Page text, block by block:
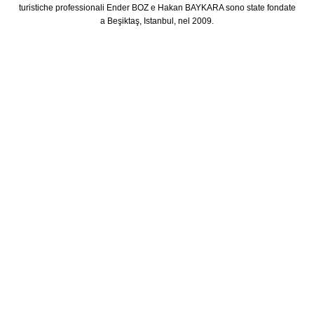
turistiche professionali Ender BOZ e Hakan BAYKARA sono state fondate
a Beşiktaş, Istanbul, nel 2009.